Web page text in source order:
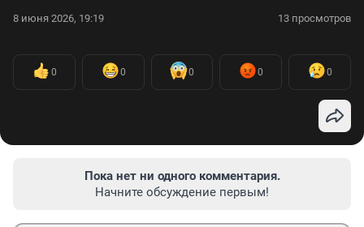
8 июня 2026, 19:19 13 просмотров
0 0 0 0 0
Пока нет ни одного комментария.
Начните обсуждение первым!